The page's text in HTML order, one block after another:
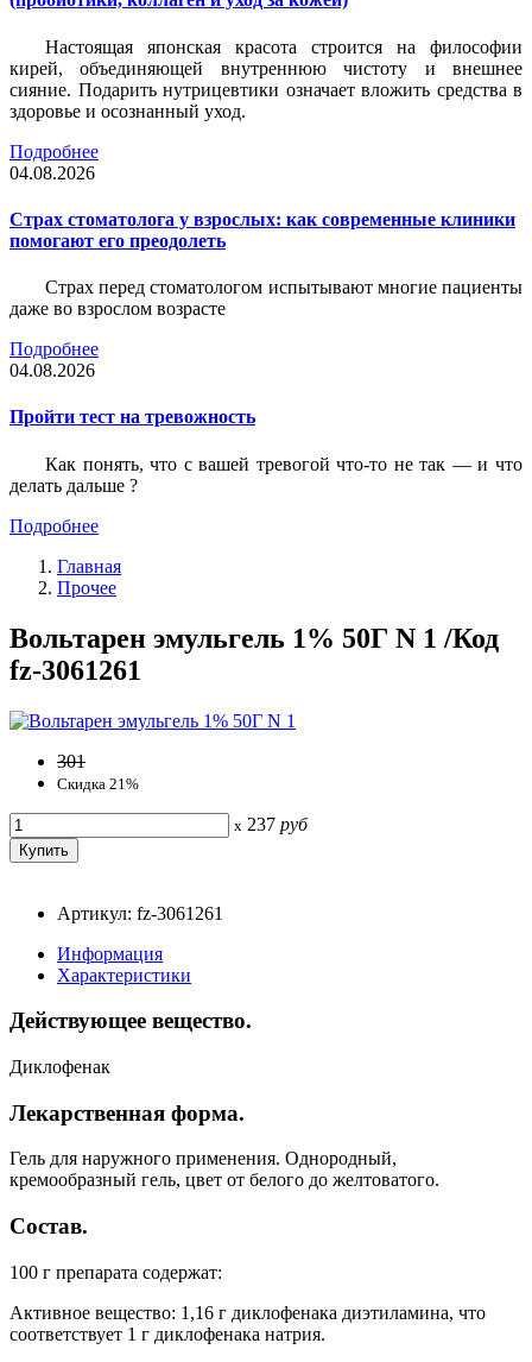
Настоящая японская красота строится на философии
кирей, объединяющей внутреннюю чистоту и внешнее
сияние. Подарить нутрицевтики означает вложить средства в
здоровье и осознанный уход.
Подробнее
04.08.2026
Страх стоматолога у взрослых: как современные клиники
помогают его преодолеть
Страх перед стоматологом испытывают многие пациенты
даже во взрослом возрасте
Подробнее
04.08.2026
Пройти тест на тревожность
Как понять, что с вашей тревогой что-то не так — и что
делать дальше ?
Подробнее
Главная
Прочее
Вольтарен эмульгель 1% 50Г N 1 /Код
fz-3061261
301
Скидка 21%
x 237 руб
Артикул: fz-3061261
Информация
Характеристики
Действующее вещество.
Диклофенак
Лекарственная форма.
Гель для наружного применения. Однородный,
кремообразный гель, цвет от белого до желтоватого.
Состав.
100 г препарата содержат:
Активное вещество: 1,16 г диклофенака диэтиламина, что
соответствует 1 г диклофенака натрия.